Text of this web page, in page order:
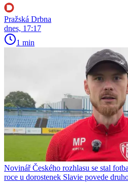
Pražská Drbna
dnes, 17:17
1 min
Novinář Českého rozhlasu se stal
roce u dorostenek Slavie povede